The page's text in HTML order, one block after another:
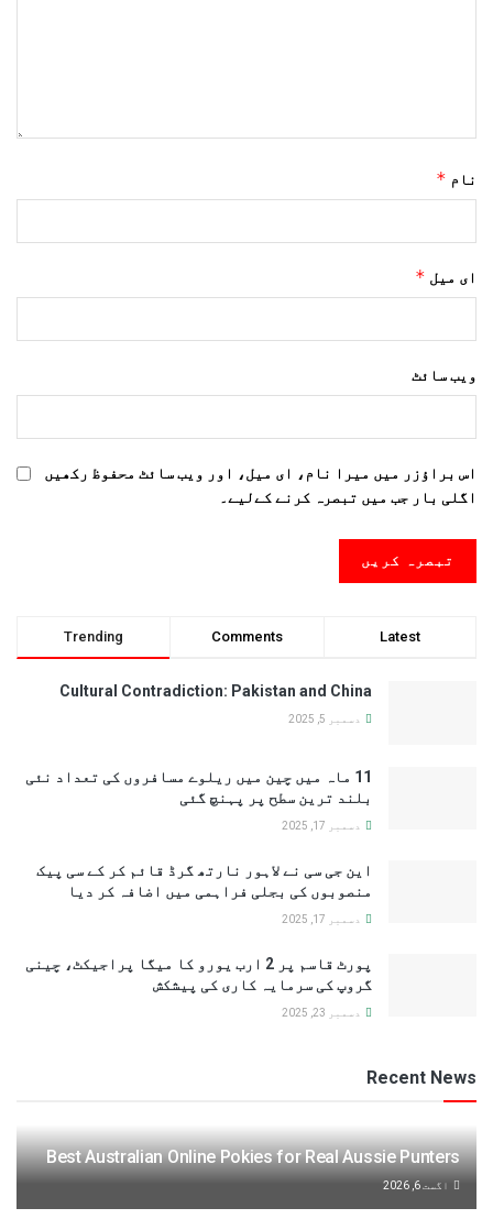
نام *
ای میل *
ویب‌ سائٹ
اس براؤزر میں میرا نام، ای میل، اور ویب سائٹ محفوظ رکھیں
اگلی بار جب میں تبصرہ کرنے کےلیے۔
Trending Comments Latest
Cultural Contradiction: Pakistan and China
دسمبر 5, 2025
11 ماہ میں چین میں ریلوے مسافروں کی تعداد نئی
بلند ترین سطح پر پہنچ گئی
دسمبر 17, 2025
این جی سی نے لاہور نارتھ گرڈ قائم کر کے سی پیک
منصوبوں کی بجلی فراہمی میں اضافہ کر دیا
دسمبر 17, 2025
پورٹ قاسم پر 2 ارب یورو کا میگا پراجیکٹ، چینی
گروپ کی سرمایہ کاری کی پیشکش
دسمبر 23, 2025
Recent News
Best Australian Online Pokies for Real Aussie Punters
اگست 6, 2026